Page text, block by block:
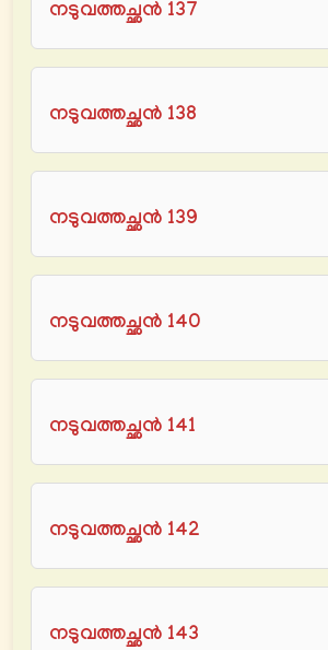
നടുവത്തച്ഛൻ 137
നടുവത്തച്ഛൻ 138
നടുവത്തച്ഛൻ 139
നടുവത്തച്ഛൻ 140
നടുവത്തച്ഛൻ 141
നടുവത്തച്ഛൻ 142
നടുവത്തച്ഛൻ 143